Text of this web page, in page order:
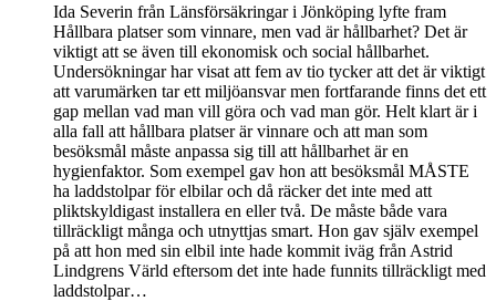
Ida Severin från Länsförsäkringar i Jönköping lyfte fram
Hållbara platser som vinnare, men vad är hållbarhet? Det är
viktigt att se även till ekonomisk och social hållbarhet.
Undersökningar har visat att fem av tio tycker att det är viktigt
att varumärken tar ett miljöansvar men fortfarande finns det ett
gap mellan vad man vill göra och vad man gör. Helt klart är i
alla fall att hållbara platser är vinnare och att man som
besöksmål måste anpassa sig till att hållbarhet är en
hygienfaktor. Som exempel gav hon att besöksmål MÅSTE
ha laddstolpar för elbilar och då räcker det inte med att
pliktskyldigast installera en eller två. De måste både vara
tillräckligt många och utnyttjas smart. Hon gav själv exempel
på att hon med sin elbil inte hade kommit iväg från Astrid
Lindgrens Värld eftersom det inte hade funnits tillräckligt med
laddstolpar…